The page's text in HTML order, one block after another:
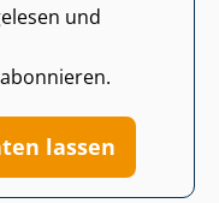
und
lassen